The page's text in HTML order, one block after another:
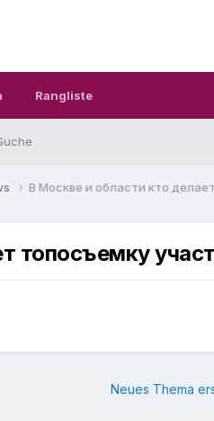
Rangliste
В Москве и области кто
топосъемку
Neues Thema